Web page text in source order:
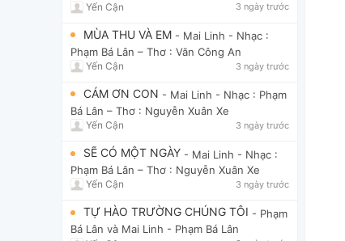
Yến Cận 3 ngày trước
MÙA THU VÀ EM - Mai Linh - Nhạc :
Phạm Bá Lân – Thơ : Văn Công An
Yến Cận 3 ngày trước
CÁM ƠN CON - Mai Linh - Nhạc : Phạm
Bá Lân – Thơ : Nguyễn Xuân Xe
Yến Cận 3 ngày trước
SẼ CÓ MỘT NGÀY - Mai Linh - Nhạc :
Phạm Bá Lân – Thơ : Nguyễn Xuân Xe
Yến Cận 3 ngày trước
TỰ HÀO TRƯỜNG CHÚNG TÔI - Phạm
Bá Lân và Mai Linh - Phạm Bá Lân